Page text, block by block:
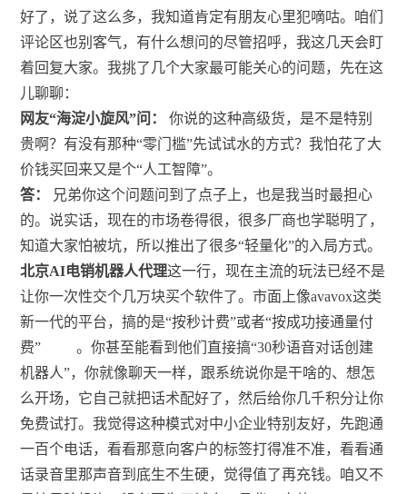
好了，说了这么多，我知道肯定有朋友心里犯嘀咕。咱们
评论区也别客气，有什么想问的尽管招呼，我这几天会盯
着回复大家。我挑了几个大家最可能关心的问题，先在这
儿聊聊：
网友“海淀小旋风”问：
你说的这种高级货，是不是特别
贵啊？有没有那种“零门槛”先试试水的方式？我怕花了大
价钱买回来又是个“人工智障”。
答：
兄弟你这个问题问到了点子上，也是我当时最担心
的。说实话，现在的市场卷得很，很多厂商也学聪明了，
知道大家怕被坑，所以推出了很多“轻量化”的入局方式。
北京AI电销机器人代理这一行，现在主流的玩法已经不是
让你一次性交个几万块买个软件了。市面上像avavox这类
新一代的平台，搞的是“按秒计费”或者“按成功接通量付
费”
。你甚至能看到他们直接搞“30秒语音对话创建
机器人”，你就像聊天一样，跟系统说你是干啥的、想怎
么开场，它自己就把话术配好了，然后给你几千积分让你
免费试打。我觉得这种模式对中小企业特别友好，先跑通
一百个电话，看看那意向客户的标签打得准不准，看看通
话录音里那声音到底生不生硬，觉得值了再充钱。咱又不